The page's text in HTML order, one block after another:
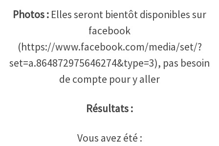
Photos : Elles seront bientôt disponibles sur
facebook
(https://www.facebook.com/media/set/?
set=a.864872975646274&type=3), pas besoin
de compte pour y aller
Résultats :
Vous avez été :